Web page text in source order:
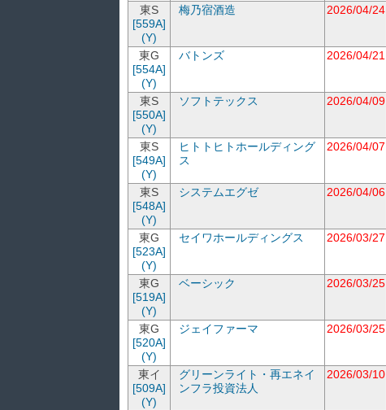
東S
[559A]
(Y)
梅乃宿酒造 2026/04/24
東G
[554A]
(Y)
バトンズ 2026/04/21
東S
[550A]
(Y)
ソフトテックス 2026/04/09
東S
[549A]
(Y)
ヒトトヒトホールディング
ス
2026/04/07
東S
[548A]
(Y)
システムエグゼ 2026/04/06
東G
[523A]
(Y)
セイワホールディングス 2026/03/27
東G
[519A]
(Y)
ベーシック 2026/03/25
東G
[520A]
(Y)
ジェイファーマ 2026/03/25
東イ
[509A]
(Y)
グリーンライト・再エネイ
ンフラ投資法人
2026/03/10